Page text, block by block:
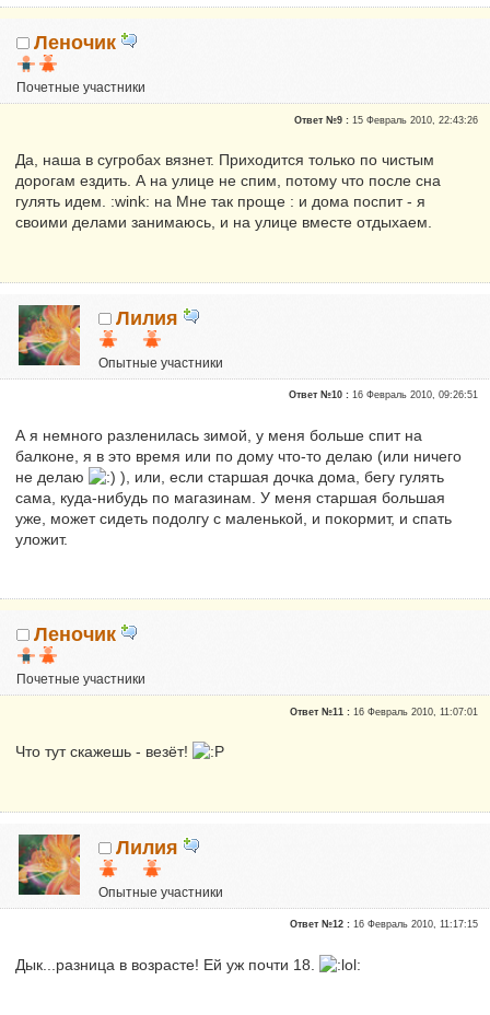
Леночик
Почетные участники
Ответ №9 :15 Февраль 2010, 22:43:26
Да, наша в сугробах вязнет. Приходится только по чистым
дорогам ездить. А на улице не спим, потому что после сна
гулять идем. :wink: на Мне так проще : и дома поспит - я
своими делами занимаюсь, и на улице вместе отдыхаем.
Лилия
Опытные участники
Ответ №10 :16 Февраль 2010, 09:26:51
А я немного разленилась зимой, у меня больше спит на
балконе, я в это время или по дому что-то делаю (или ничего
не делаю
), или, если старшая дочка дома, бегу гулять
сама, куда-нибудь по магазинам. У меня старшая большая
уже, может сидеть подолгу с маленькой, и покормит, и спать
уложит.
Леночик
Почетные участники
Ответ №11 :16 Февраль 2010, 11:07:01
Что тут скажешь - везёт!
Лилия
Опытные участники
Ответ №12 :16 Февраль 2010, 11:17:15
Дык...разница в возрасте! Ей уж почти 18.